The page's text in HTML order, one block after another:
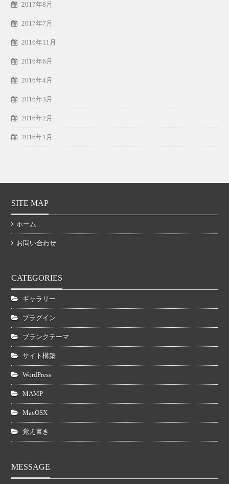
2017年8月
2017年7月
2016年11月
2016年6月
2016年4月
2016年3月
2016年2月
2016年1月
SITE MAP
ホーム
お問い合わせ
CATEGORIES
ギャラリー
プラグイン
ブランクテーマ
サイト構築
WordPress
MAMP
MacOSX
覚え書き
MESSAGE